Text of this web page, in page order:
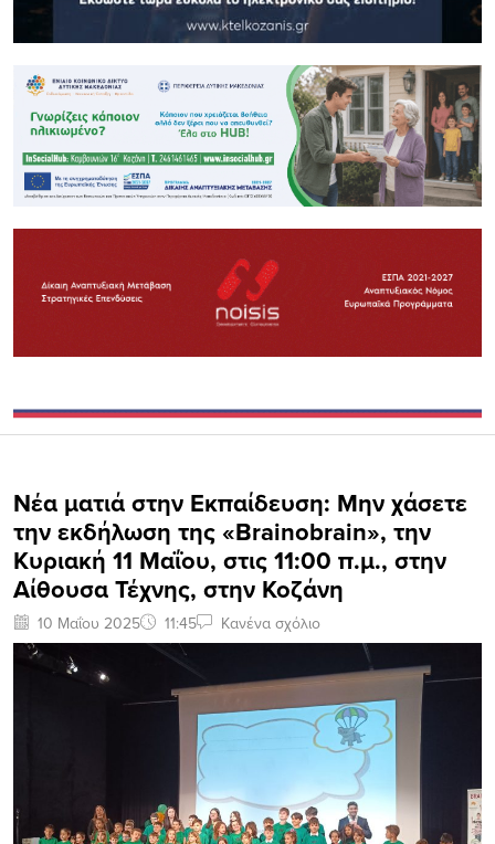
Νέα ματιά στην Εκπαίδευση: Μην χάσετε
την εκδήλωση της «Brainobrain», την
Κυριακή 11 Μαΐου, στις 11:00 π.μ., στην
Αίθουσα Τέχνης, στην Κοζάνη
10 Μαΐου 2025 11:45 Κανένα σχόλιο